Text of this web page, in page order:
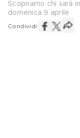
Scopriamo chi sarà
domenica 9 aprile
Condividi: